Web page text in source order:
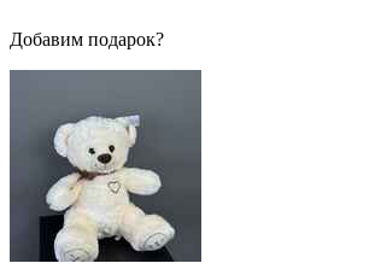
Добавим подарок?